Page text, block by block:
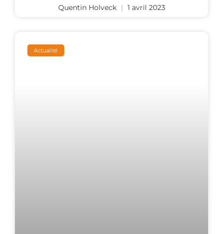
Quentin Holveck 1 avril 2023
Actualité